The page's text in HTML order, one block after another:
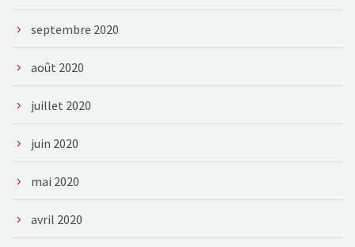
septembre 2020
août 2020
juillet 2020
juin 2020
mai 2020
avril 2020